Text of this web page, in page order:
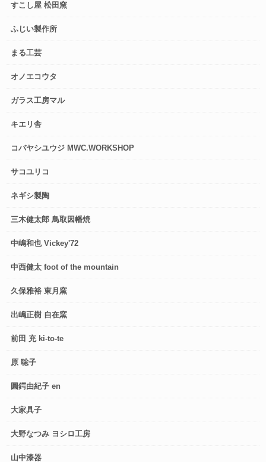
すこし屋 松田窯
ふじい製作所
まる工芸
オノエコウタ
ガラス工房マル
キエリ舎
コバヤシユウジ MWC.WORKSHOP
サコユリコ
ネギシ製陶
三木健太郎 鳥取因幡焼
中嶋和也 Vickey'72
中西健太 foot of the mountain
久保雅裕 東月窯
出嶋正樹 自在窯
前田 充 ki-to-te
原 聡子
圓鍔由紀子 en
大家具子
大野なつみ ヨシロ工房
山中漆器